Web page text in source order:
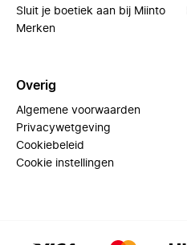
Sluit je boetiek aan bij Miinto
Merken
Overig
Algemene voorwaarden
Privacywetgeving
Cookiebeleid
Cookie instellingen